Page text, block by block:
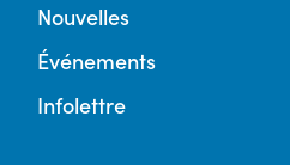
Nouvelles
Événements
Infolettre